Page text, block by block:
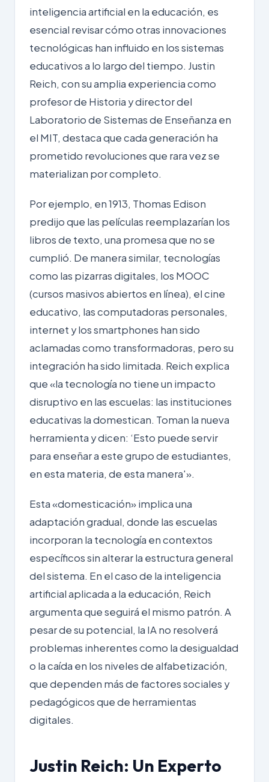
inteligencia artificial en la educación, es
esencial revisar cómo otras innovaciones
tecnológicas han influido en los sistemas
educativos a lo largo del tiempo. Justin
Reich, con su amplia experiencia como
profesor de Historia y director del
Laboratorio de Sistemas de Enseñanza en
el MIT, destaca que cada generación ha
prometido revoluciones que rara vez se
materializan por completo.
Por ejemplo, en 1913, Thomas Edison
predijo que las películas reemplazarían los
libros de texto, una promesa que no se
cumplió. De manera similar, tecnologías
como las pizarras digitales, los MOOC
(cursos masivos abiertos en línea), el cine
educativo, las computadoras personales,
internet y los smartphones han sido
aclamadas como transformadoras, pero su
integración ha sido limitada. Reich explica
que «la tecnología no tiene un impacto
disruptivo en las escuelas: las instituciones
educativas la domestican. Toman la nueva
herramienta y dicen: ‘Esto puede servir
para enseñar a este grupo de estudiantes,
en esta materia, de esta manera'».
Esta «domesticación» implica una
adaptación gradual, donde las escuelas
incorporan la tecnología en contextos
específicos sin alterar la estructura general
del sistema. En el caso de la inteligencia
artificial aplicada a la educación, Reich
argumenta que seguirá el mismo patrón. A
pesar de su potencial, la IA no resolverá
problemas inherentes como la desigualdad
o la caída en los niveles de alfabetización,
que dependen más de factores sociales y
pedagógicos que de herramientas
digitales.
Justin Reich: Un Experto